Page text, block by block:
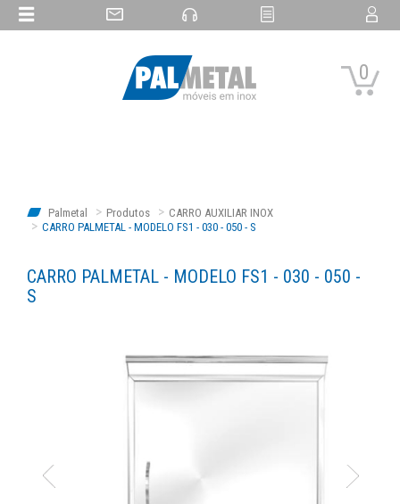
0
Palmetal Produtos
CARRO AUXILIAR INOX
CARRO PALMETAL - MODELO FS1 - 030 - 050 - S
CARRO PALMETAL - MODELO FS1 - 030 - 050 -
S